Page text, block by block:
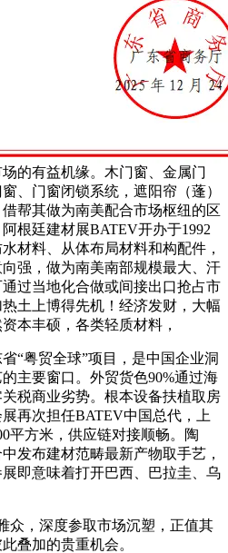
的有益机缘。木门窗、金属门
、门窗闭锁系统，遮阳帘（蓬）
帮其做为南美配合市场枢纽的区
根廷建材展BATEV开办于1992
材料、从体布局材料和构配件，
强，做为南美南部规模最大、汗
过当地化合做或间接出口抢占市
土上博得先机！经济发财，大幅
本丰硕，各类轻质材料，
粤贸全球”项目，是中国企业洞
主要窗口。外贸货色90%通过海
税商业劣势。根本设备扶植取房
再次担任BATEV中国总代，上
平方米，供应链对接顺畅。陶
发布建材范畴最新产物取手艺，
即意味着打开巴西、巴拉圭、乌
，深度参取市场沉塑，正值其
叠加的贵重机会。